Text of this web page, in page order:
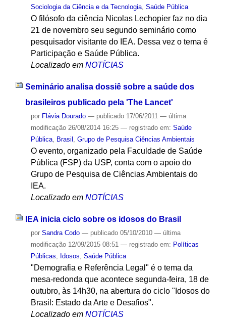
Sociologia da Ciência e da Tecnologia, Saúde Pública
O filósofo da ciência Nicolas Lechopier faz no dia
21 de novembro seu segundo seminário como
pesquisador visitante do IEA. Dessa vez o tema é
Participação e Saúde Pública.
Localizado em NOTÍCIAS
Seminário analisa dossiê sobre a saúde dos
brasileiros publicado pela 'The Lancet'
por Flávia Dourado — publicado17/06/2011 — última
modificação26/08/2014 16:25 — registrado em: Saúde
Pública, Brasil , Grupo de Pesquisa Ciências Ambientais
O evento, organizado pela Faculdade de Saúde
Pública (FSP) da USP, conta com o apoio do
Grupo de Pesquisa de Ciências Ambientais do
IEA.
Localizado em NOTÍCIAS
IEA inicia ciclo sobre os idosos do Brasil
por Sandra Codo — publicado05/10/2010 — última
modificação12/09/2015 08:51 — registrado em: Políticas
Públicas
Idosos Saúde Pública
"Demografia e Referência Legal" é o tema da
mesa-redonda que acontece segunda-feira, 18 de
outubro, às 14h30, na abertura do ciclo "Idosos do
Brasil: Estado da Arte e Desafios".
Localizado em NOTÍCIAS